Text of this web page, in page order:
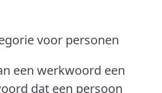
voor personen
een werkwoord een
dat een persoon